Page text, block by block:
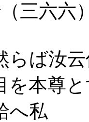
三六六
らば汝
を本尊
へ私